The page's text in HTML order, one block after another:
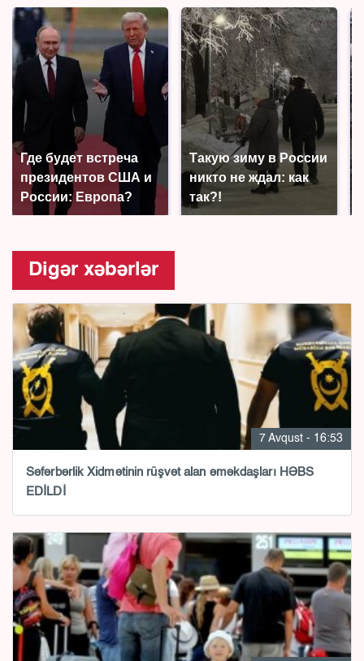
Где будет встреча
президентов США и
России: Европа?
Такую зиму в России
никто не ждал: как
так?!
Digər xəbərlər
7 Avqust - 16:53
Səfərbərlik Xidmətinin rüşvət alan əməkdaşları HƏBS
EDİLDİ